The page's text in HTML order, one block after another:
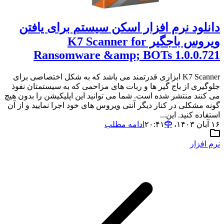
دانلود نرم افزار اسکن سیستم برای یافتن
ویروس باجگیر K7 Scanner for
Ransomware &amp; BOTs 1.0.0.721
K7 Scanner ابزاری قدرتمند می باشد که به شکل اختصاصی برای
جلوگیری از باج گیر ها و ربات های مزاحمی که به سیستمتان نفوذ
می کنند منتشر شده است. شما می توانید این اپلیکیشن را بدون هیچ
گونه مشکلی در کنار دیگر آنتی ویروس های خود اجرا نمایید و از آن
استفاده کنید. این...
۱۶ آبان ۱۴۰۳،‏ ۲۰:۴۱
ادامه مطلب
نرم افزار